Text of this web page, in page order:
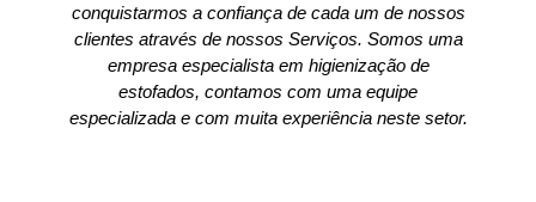
conquistarmos a confiança de cada um de nossos
clientes através de nossos Serviços. Somos uma
empresa especialista em higienização de
estofados, contamos com uma equipe
especializada e com muita experiência neste setor.